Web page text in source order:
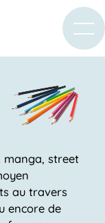
manga, street
au travers
encore de